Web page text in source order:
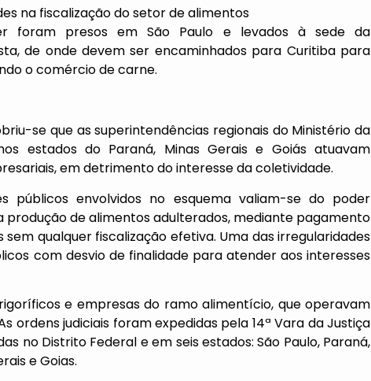
na fiscalização do setor de alimentos
foram presos em São Paulo e levados à sede da
de onde devem ser encaminhados para Curitiba para
o comércio de carne.
se que as superintendências regionais do Ministério da
estados do Paraná, Minas Gerais e Goiás atuavam
em detrimento do interesse da coletividade.
públicos envolvidos no esquema valiam-se do poder
produção de alimentos adulterados, mediante pagamento
qualquer fiscalização efetiva. Uma das irregularidades
com desvio de finalidade para atender aos interesses
e empresas do ramo alimentício, que operavam
ordens judiciais foram expedidas pela 14ª Vara da Justiça
no Distrito Federal e em seis estados: São Paulo, Paraná,
e Goias.